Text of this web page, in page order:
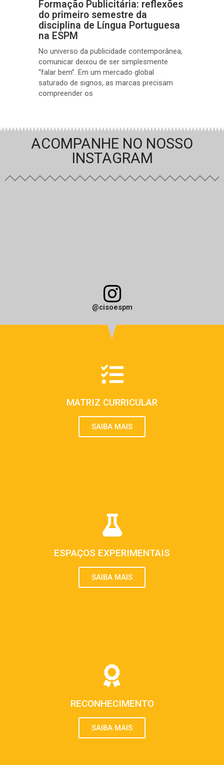
Formação Publicitária: reflexões
do primeiro semestre da
disciplina de Língua Portuguesa
na ESPM
No universo da publicidade contemporânea,
comunicar deixou de ser simplesmente
“falar bem”. Em um mercado global
saturado de signos, as marcas precisam
compreender os
ACOMPANHE NO NOSSO
INSTAGRAM
@cisoespm
MATRIZ CURRICULAR
SAIBA MAIS
ESPAÇOS EXPERIMENTAIS
SAIBA MAIS
RECONHECIMENTO
SAIBA MAIS